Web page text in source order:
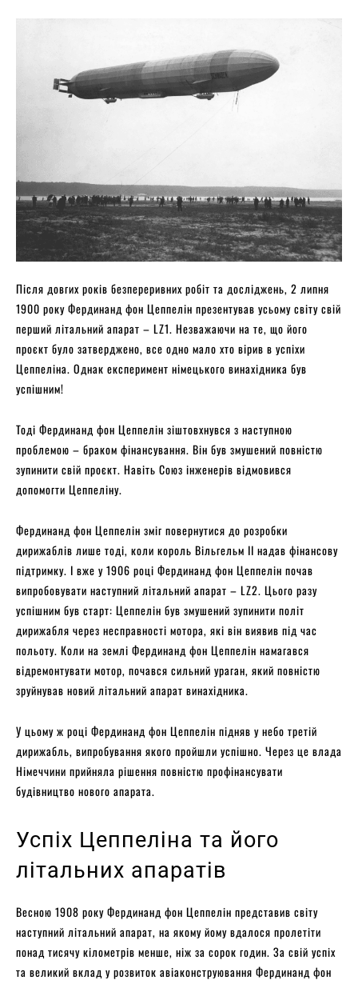
Після довгих років безпереривних робіт та досліджень, 2 липня
1900 року Фердинанд фон Цеппелін презентував усьому світу свій
перший літальний апарат – LZ1. Незважаючи на те, що його
проєкт було затверджено, все одно мало хто вірив в успіхи
Цеппеліна. Однак експеримент німецького винахідника був
успішним!
Тоді Фердинанд фон Цеппелін зіштовхнувся з наступною
проблемою – браком фінансування. Він був змушений повністю
зупинити свій проєкт. Навіть Союз інженерів відмовився
допомогти Цеппеліну.
Фердинанд фон Цеппелін зміг повернутися до розробки
дирижаблів лише тоді, коли король Вільгельм ІІ надав фінансову
підтримку. І вже у 1906 році Фердинанд фон Цеппелін почав
випробовувати наступний літальний апарат – LZ2. Цього разу
успішним був старт: Цеппелін був змушений зупинити політ
дирижабля через несправності мотора, які він виявив під час
польоту. Коли на землі Фердинанд фон Цеппелін намагався
відремонтувати мотор, почався сильний ураган, який повністю
зруйнував новий літальний апарат винахідника.
У цьому ж році Фердинанд фон Цеппелін підняв у небо третій
дирижабль, випробування якого пройшли успішно. Через це влада
Німеччини прийняла рішення повністю профінансувати
будівництво нового апарата.
Успіх Цеппеліна та його
літальних апаратів
Весною 1908 року Фердинанд фон Цеппелін представив світу
наступний літальний апарат, на якому йому вдалося пролетіти
понад тисячу кілометрів менше, ніж за сорок годин. За свій успіх
та великий вклад у розвиток авіаконструювання Фердинанд фон